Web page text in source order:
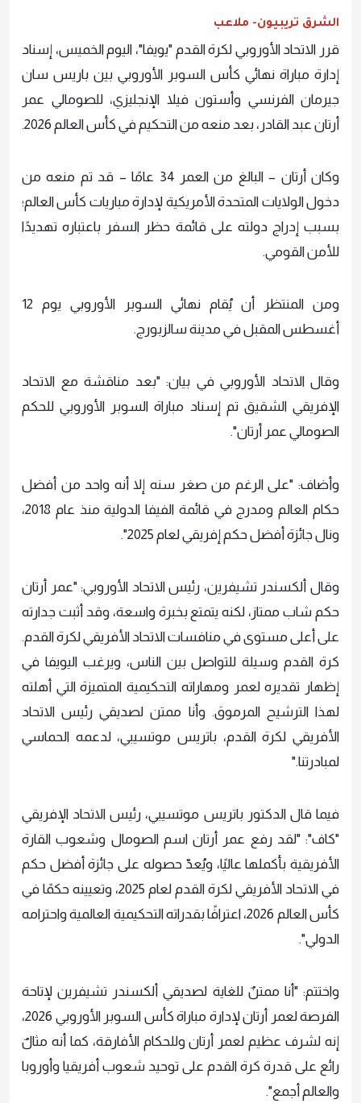
الشرق تريبيون- ملاعب
قرر الاتحاد الأوروبي لكرة القدم "يويفا"، اليوم الخميس، إسناد
إدارة مباراة نهائي كأس السوبر الأوروبي بين باريس سان
جيرمان الفرنسي وأستون فيلا الإنجليزي، للصومالي عمر
أرتان عبد القادر، بعد منعه من التحكيم في كأس العالم 2026.
وكان أرتان – البالغ من العمر 34 عامًا – قد تم منعه من
دخول الولايات المتحدة الأمريكية لإدارة مباريات كأس العالم؛
بسبب إدراج دولته على قائمة حظر السفر باعتباره تهديدًا
للأمن القومي.
ومن المنتظر أن يُقام نهائي السوبر الأوروبي يوم 12
أغسطس المقبل في مدينة سالزبورج.
وقال الاتحاد الأوروبي في بيان: "بعد مناقشة مع الاتحاد
الإفريقي الشقيق تم إسناد مباراة السوبر الأوروبي للحكم
الصومالي عمر أرتان".
وأضاف: "على الرغم من صغر سنه إلا أنه واحد من أفضل
حكام العالم ومدرج في قائمة الفيفا الدولية منذ عام 2018،
ونال جائزة أفضل حكم إفريقي لعام 2025".
وقال ألكسندر تشيفرين، رئيس الاتحاد الأوروبي: "عمر أرتان
حكم شاب ممتاز، لكنه يتمتع بخبرة واسعة، وقد أثبت جدارته
على أعلى مستوى في منافسات الاتحاد الأفريقي لكرة القدم.
كرة القدم وسيلة للتواصل بين الناس، ويرغب اليويفا في
إظهار تقديره لعمر ومهاراته التحكيمية المتميزة التي أهلته
لهذا الترشيح المرموق. وأنا ممتن لصديقي رئيس الاتحاد
الأفريقي لكرة القدم، باتريس موتسيبي، لدعمه الحماسي
لمبادرتنا."
فيما قال الدكتور باتريس موتسيبي، رئيس الاتحاد الإفريقي
"كاف": "لقد رفع عمر أرتان اسم الصومال وشعوب القارة
الأفريقية بأكملها عاليًا، ويُعدّ حصوله على جائزة أفضل حكم
في الاتحاد الأفريقي لكرة القدم لعام 2025، وتعيينه حكمًا في
كأس العالم 2026، اعترافًا بقدراته التحكيمية العالمية واحترامه
الدولي".
واختتم: "أنا ممتنٌ للغاية لصديقي ألكسندر تشيفرين لإتاحة
الفرصة لعمر أرتان لإدارة مباراة كأس السوبر الأوروبي 2026،
إنه لشرف عظيم لعمر أرتان وللحكام الأفارقة، كما أنه مثالٌ
رائع على قدرة كرة القدم على توحيد شعوب أفريقيا وأوروبا
والعالم أجمع".